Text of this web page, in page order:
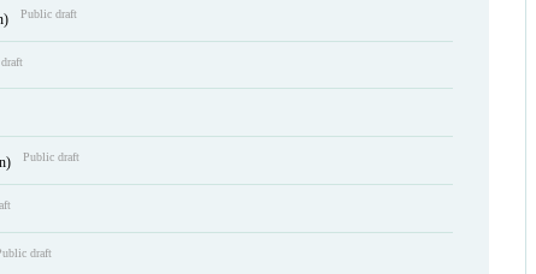
Public draft
Public draft
draft